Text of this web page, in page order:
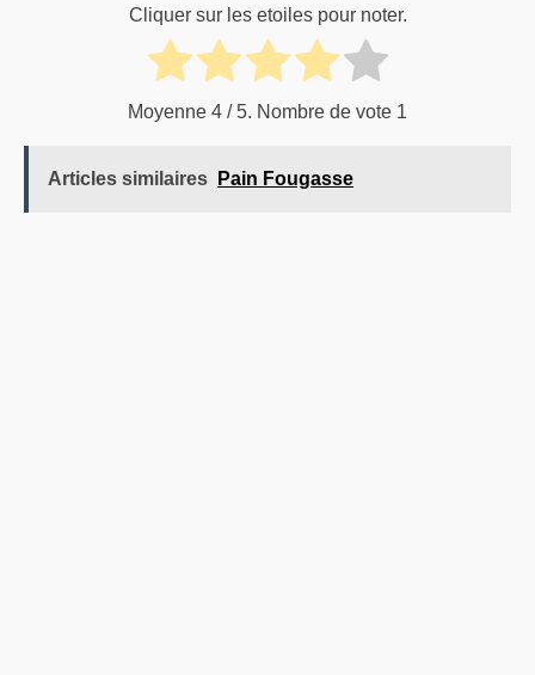
Cliquer sur les etoiles pour noter.
Moyenne 4 / 5. Nombre de vote 1
Articles similaires Pain Fougasse